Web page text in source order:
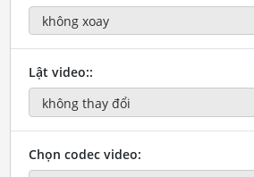
Lật video::
Chọn codec video: